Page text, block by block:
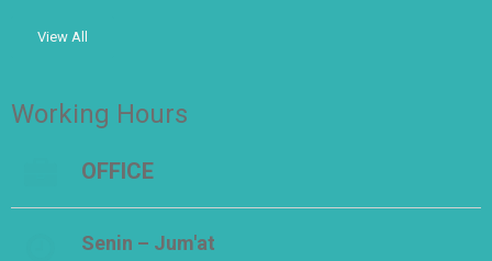
View All
Working Hours
OFFICE
Senin – Jum'at